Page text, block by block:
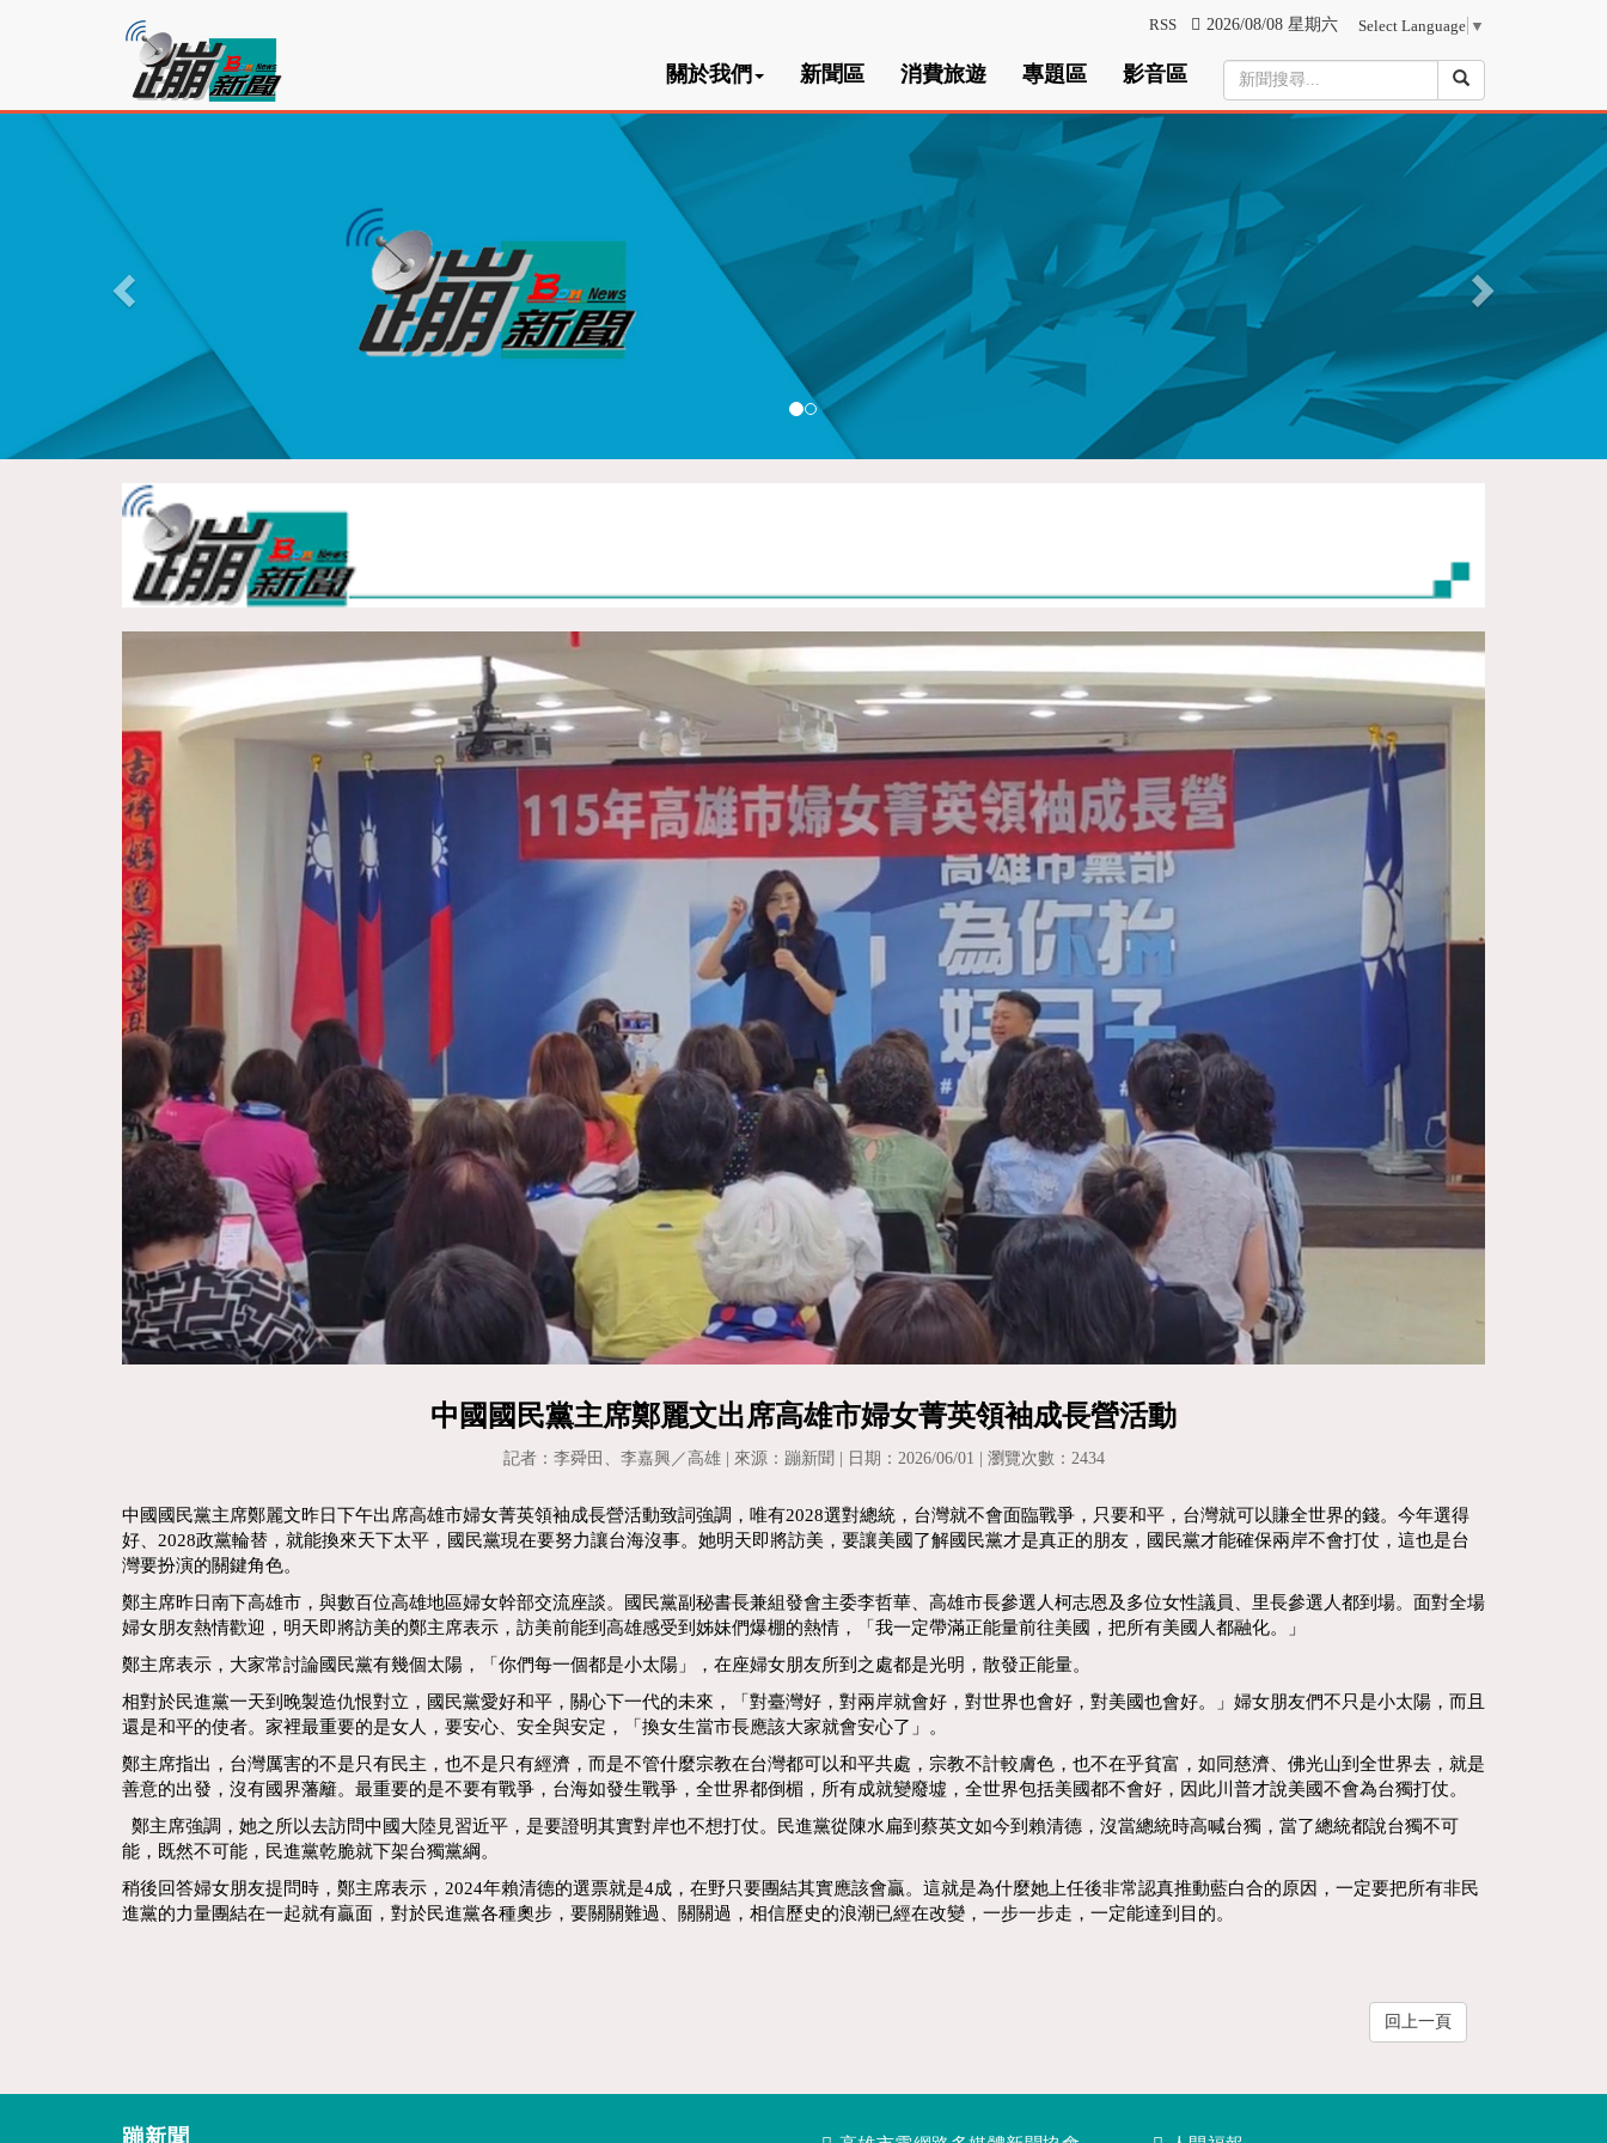
蹦
新
聞
RSS 2026/08/08 星期六 Select Language ▼
關於我們 新聞區 消費旅遊 專題區 影音區
v
o
中國國民黨主席鄭麗文出席高雄市婦女菁英領袖成長營活動
記者：李舜田、李嘉興／高雄 | 來源：蹦新聞 | 日期：2026/06/01 | 瀏覽次數：2434
中國國民黨主席鄭麗文昨日下午出席高雄市婦女菁英領袖成長營活動致詞強調，唯有2028選對總統，台灣就不會面臨戰爭，只要和平，台灣就可以賺全世界的錢。今年選得
好、2028政黨輪替，就能換來天下太平，國民黨現在要努力讓台海沒事。她明天即將訪美，要讓美國了解國民黨才是真正的朋友，國民黨才能確保兩岸不會打仗，這也是台
灣要扮演的關鍵角色。
鄭主席昨日南下高雄市，與數百位高雄地區婦女幹部交流座談。國民黨副秘書長兼組發會主委李哲華、高雄市長參選人柯志恩及多位女性議員、里長參選人都到場。面對全場
婦女朋友熱情歡迎，明天即將訪美的鄭主席表示，訪美前能到高雄感受到姊妹們爆棚的熱情，「我一定帶滿正能量前往美國，把所有美國人都融化。」
鄭主席表示，大家常討論國民黨有幾個太陽，「你們每一個都是小太陽」，在座婦女朋友所到之處都是光明，散發正能量。
相對於民進黨一天到晚製造仇恨對立，國民黨愛好和平，關心下一代的未來，「對臺灣好，對兩岸就會好，對世界也會好，對美國也會好。」婦女朋友們不只是小太陽，而且
還是和平的使者。家裡最重要的是女人，要安心、安全與安定，「換女生當市長應該大家就會安心了」。
鄭主席指出，台灣厲害的不是只有民主，也不是只有經濟，而是不管什麼宗教在台灣都可以和平共處，宗教不計較膚色，也不在乎貧富，如同慈濟、佛光山到全世界去，就是
善意的出發，沒有國界藩籬。最重要的是不要有戰爭，台海如發生戰爭，全世界都倒楣，所有成就變廢墟，全世界包括美國都不會好，因此川普才說美國不會為台獨打仗。
鄭主席強調，她之所以去訪問中國大陸見習近平，是要證明其實對岸也不想打仗。民進黨從陳水扁到蔡英文如今到賴清德，沒當總統時高喊台獨，當了總統都說台獨不可
能，既然不可能，民進黨乾脆就下架台獨黨綱。
稍後回答婦女朋友提問時，鄭主席表示，2024年賴清德的選票就是4成，在野只要團結其實應該會贏。這就是為什麼她上任後非常認真推動藍白合的原因，一定要把所有非民
進黨的力量團結在一起就有贏面，對於民進黨各種奧步，要關關難過、關關過，相信歷史的浪潮已經在改變，一步一步走，一定能達到目的。
回上一頁
蹦新聞